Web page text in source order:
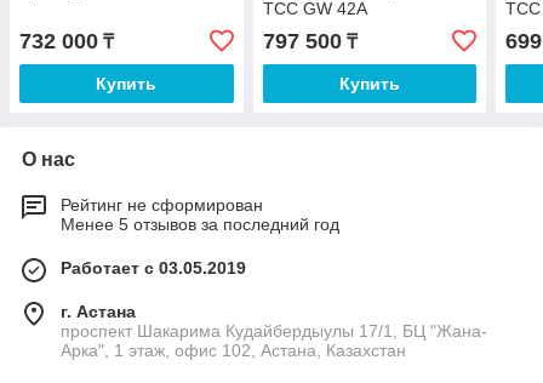
732 000 ₸
Купить
ТСС GW 42A
автоматический
797 500₸
Купить
ТСС
О нас
Рейтинг не сформирован
Менее 5 отзывов за последний год
Работает с 03.05.2019
г. Астана
проспект Шакарима Кудайбердыулы 17/1, БЦ "Жана-
Арка", 1 этаж, офис 102, Астана, Казахстан